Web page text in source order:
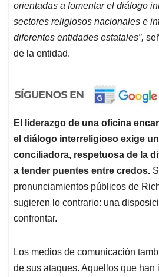
orientadas a fomentar el diálogo
sectores religiosos nacionales e
diferentes entidades estatales”,
de la entidad.
El liderazgo de una oficina
el diálogo interreligioso exige
conciliadora, respetuosa de la
a tender puentes entre credos.
pronunciamientos públicos de
sugieren lo contrario: una
confrontar.
Los medios de comunicación
de sus ataques. Aquellos que han